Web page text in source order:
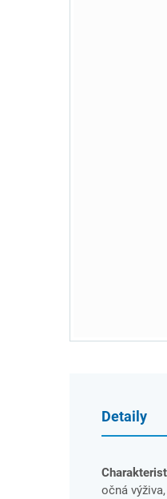
Detaily
očná